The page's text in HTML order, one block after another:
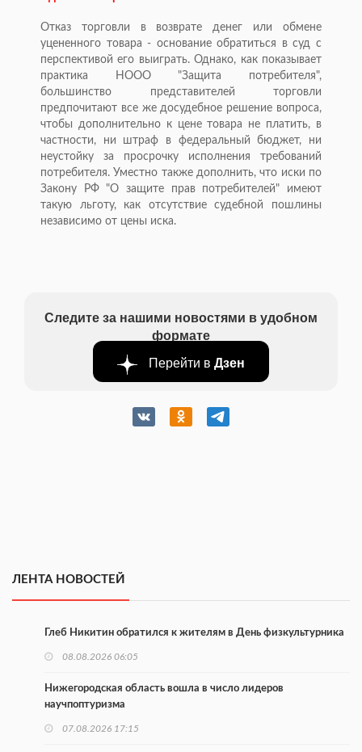
Отказ торговли в возврате денег или обмене
уцененного товара - основание обратиться в суд с
перспективой его выиграть. Однако, как показывает
практика НООО "Защита потребителя",
большинство представителей торговли
предпочитают все же досудебное решение вопроса,
чтобы дополнительно к цене товара не платить, в
частности, ни штраф в федеральный бюджет, ни
неустойку за просрочку исполнения требований
потребителя. Уместно также дополнить, что иски по
Закону РФ "О защите прав потребителей" имеют
такую льготу, как отсутствие судебной пошлины
независимо от цены иска.
Следите за нашими новостями в удобном
формате
Перейти в Дзен
ЛЕНТА НОВОСТЕЙ
Глеб Никитин обратился к жителям в День физкультурника
08.08.2026 06:05
Нижегородская область вошла в число лидеров
научпоптуризма
07.08.2026 17:15